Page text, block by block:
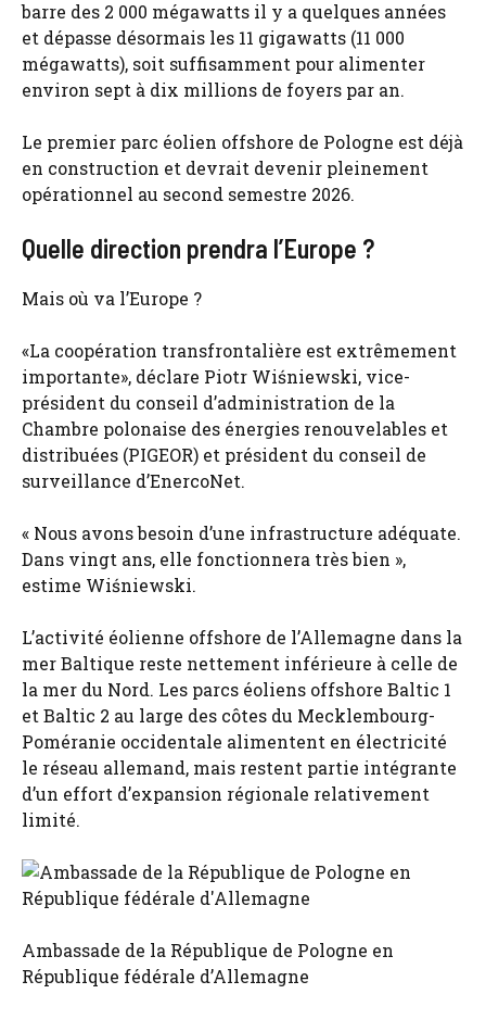
barre des 2 000 mégawatts il y a quelques années
et dépasse désormais les 11 gigawatts (11 000
mégawatts), soit suffisamment pour alimenter
environ sept à dix millions de foyers par an.
Le premier parc éolien offshore de Pologne est déjà
en construction et devrait devenir pleinement
opérationnel au second semestre 2026.
Quelle direction prendra l’Europe ?
Mais où va l’Europe ?
«La coopération transfrontalière est extrêmement
importante», déclare Piotr Wiśniewski, vice-
président du conseil d’administration de la
Chambre polonaise des énergies renouvelables et
distribuées (PIGEOR) et président du conseil de
surveillance d’EnercoNet.
« Nous avons besoin d’une infrastructure adéquate.
Dans vingt ans, elle fonctionnera très bien »,
estime Wiśniewski.
L’activité éolienne offshore de l’Allemagne dans la
mer Baltique reste nettement inférieure à celle de
la mer du Nord. Les parcs éoliens offshore Baltic 1
et Baltic 2 au large des côtes du Mecklembourg-
Poméranie occidentale alimentent en électricité
le réseau allemand, mais restent partie intégrante
d’un effort d’expansion régionale relativement
limité.
Ambassade de la République de Pologne en
République fédérale d’Allemagne